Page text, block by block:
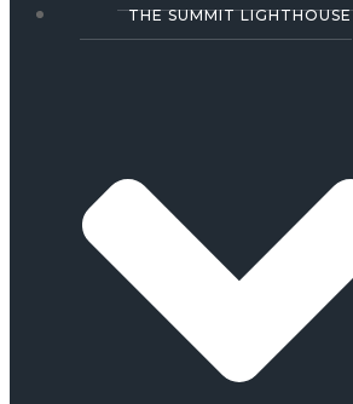
THE SUMMIT LIGHTHOUSE